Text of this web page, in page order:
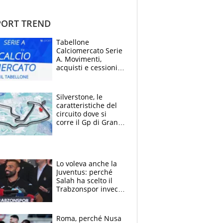
TREND
Tabellone
Calciomercato Serie
A. Movimenti,
acquisti e cessioni:
Silverstone, le
caratteristiche del
circuito dove si
corre il Gp di Gran
Lo voleva anche la
Juventus: perché
Salah ha scelto il
Trabzonspor invece
Roma, perché Nusa